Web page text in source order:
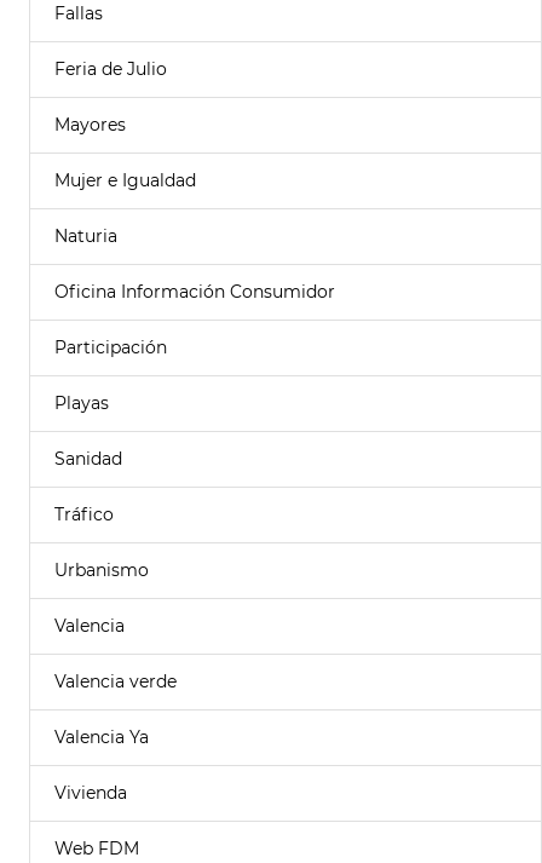
Fallas
Feria de Julio
Mayores
Mujer e Igualdad
Naturia
Oficina Información Consumidor
Participación
Playas
Sanidad
Tráfico
Urbanismo
Valencia
Valencia verde
Valencia Ya
Vivienda
Web FDM